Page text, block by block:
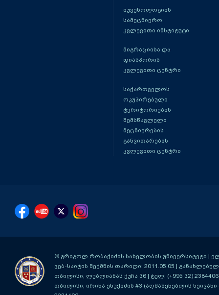
იუვენოლოგიის
სამეცნიერო
კვლევითი ინსტიტუტი
მიგრაციისა და
დიასპორის
კვლევითი ცენტრი
საქართველოს
ოკუპირებული
ტერიტორიების
შემსწავლელი
მეცნიერების
განვითარების
კვლევითი ცენტრი
© გრიგოლ რობაქიძის სახელობის უნივერსიტეტი |
ვებ-საიტის შექმნის თარიღი: 2011.05.05 |
თბილისი, ლუბლიანას ქუჩა 36 | ტელ: (+995 32)
თბილისი, ირინა ენუქიძის #3 (აღმაშენებლის ხეივანი